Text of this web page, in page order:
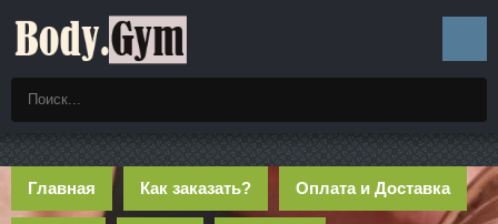
Главная Как заказать? Оплата и Доставка